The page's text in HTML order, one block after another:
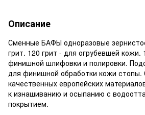
Описание
Сменные БАФЫ одноразовые
грит. 120 грит - для огрубевшей кожи.
финишной шлифовки и полировки.
для финишной обработки кожи стопы.
качественных европейских
к изнашиванию и осыпанию с
покрытием.